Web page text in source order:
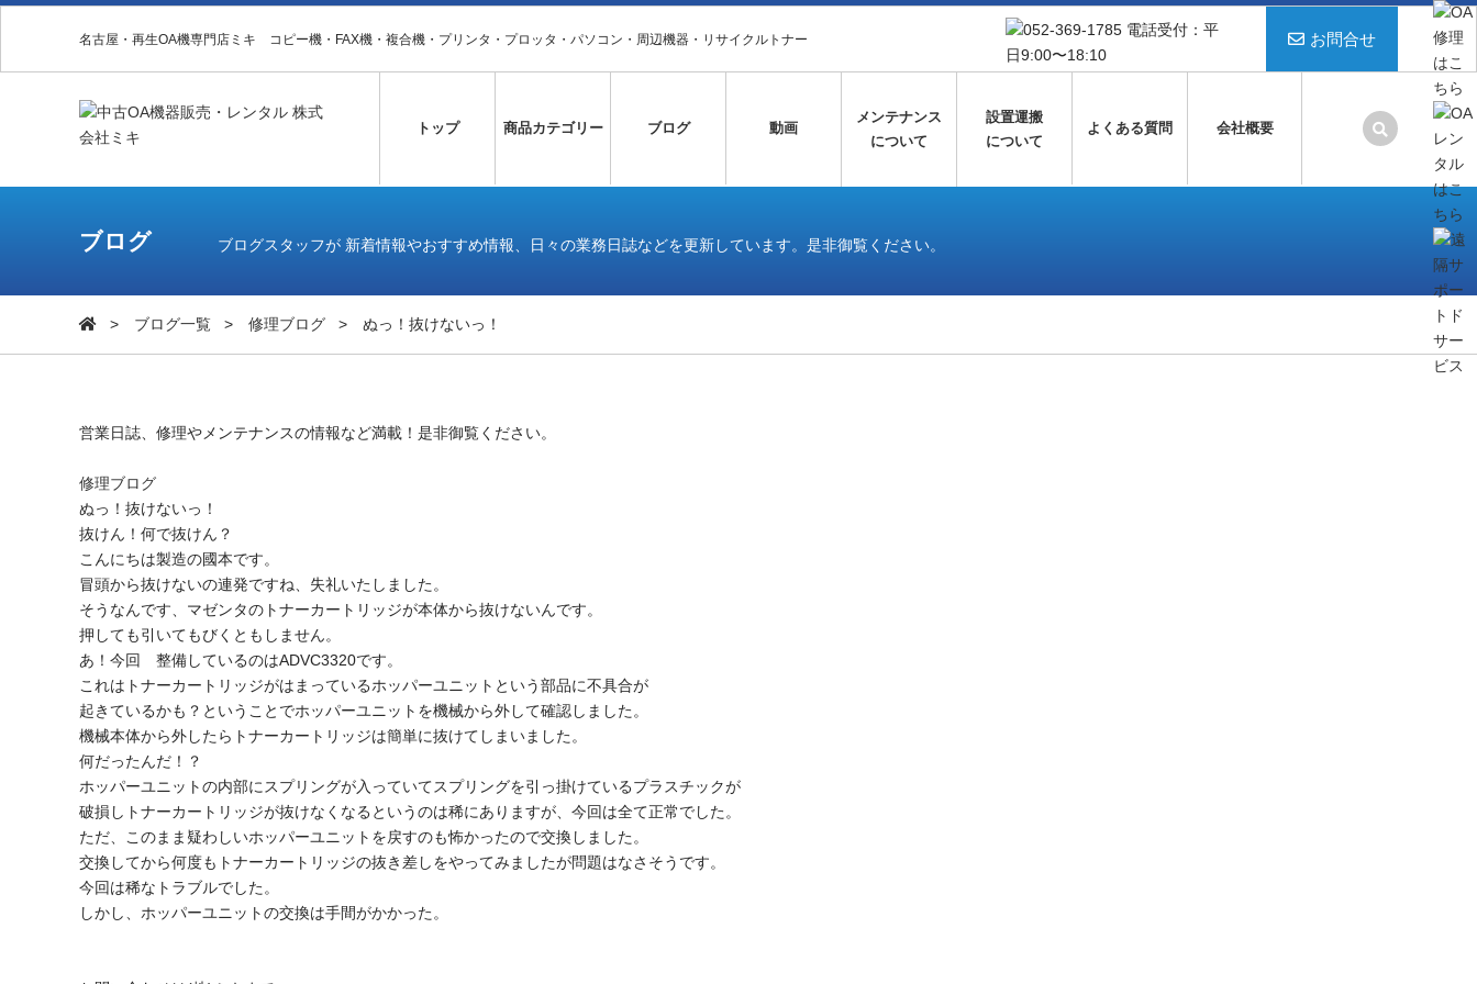
名古屋・再生OA機専門店ミキ コピー機・FAX機・複合機・プリンタ・プロッタ・パソコン・周辺機器・リサイクルトナー お問合せ
トップ 商品カテゴリー ブログ 動画
メンテナンス
について
設置運搬
について
よくある質問 会社概要
ブログ ブログスタッフが 新着情報やおすすめ情報、日々の業務日誌などを更新しています。是非御覧ください。
ブログ一覧 修理ブログ ぬっ！抜けないっ！
営業日誌、修理やメンテナンスの情報など満載！是非御覧ください。
修理ブログ
ぬっ！抜けないっ！
抜けん！何で抜けん？
こんにちは製造の國本です。
冒頭から抜けないの連発ですね、失礼いたしました。
そうなんです、マゼンタのトナーカートリッジが本体から抜けないんです。
押しても引いてもびくともしません。
あ！今回 整備しているのはADVC3320です。
これはトナーカートリッジがはまっているホッパーユニットという部品に不具合が
起きているかも？ということでホッパーユニットを機械から外して確認しました。
機械本体から外したらトナーカートリッジは簡単に抜けてしまいました。
何だったんだ！？
ホッパーユニットの内部にスプリングが入っていてスプリングを引っ掛けているプラスチックが
破損しトナーカートリッジが抜けなくなるというのは稀にありますが、今回は全て正常でした。
ただ、このまま疑わしいホッパーユニットを戻すのも怖かったので交換しました。
交換してから何度もトナーカートリッジの抜き差しをやってみましたが問題はなさそうです。
今回は稀なトラブルでした。
しかし、ホッパーユニットの交換は手間がかかった。